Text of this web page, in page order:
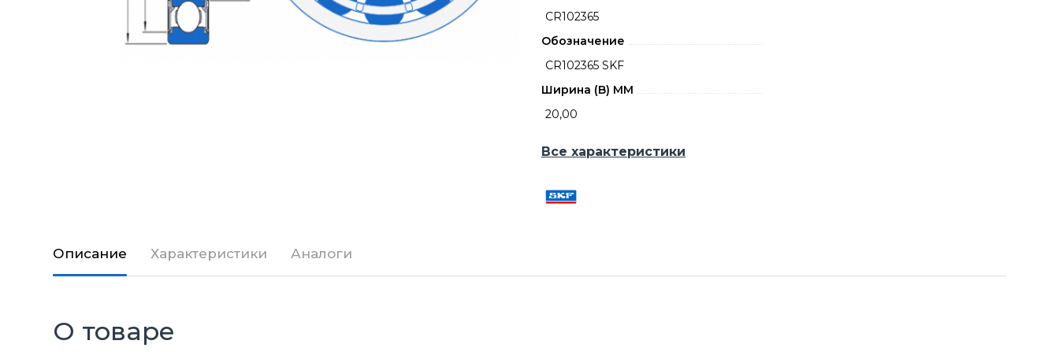
CR102365
Обозначение
CR102365 SKF
Ширина (B) MM
20,00
Все характеристики
Описание Характеристики Аналоги
О товаре